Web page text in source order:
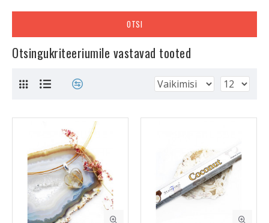
OTSI
Otsingukriteeriumile vastavad tooted